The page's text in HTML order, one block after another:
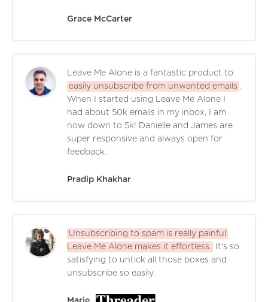
Grace McCarter
Leave Me Alone is a fantastic product to
easily unsubscribe from unwanted emails
When I started using Leave Me Alone I
had about 50k emails in my inbox, I am
now down to 5k! Danielle and James are
super responsive and always open for
feedback.
Pradip Khakhar
Unsubscribing to spam is really painful.
Leave Me Alone makes it effortless.
It's so
satisfying to untick all those boxes and
unsubscribe so easily.